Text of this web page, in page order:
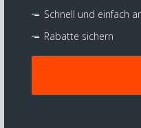
Schnell und einfach
Rabatte sichern